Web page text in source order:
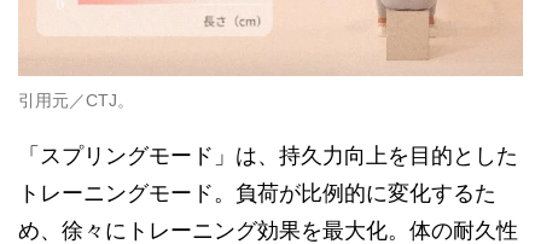
引用元／CTJ。
「スプリングモード」は、持久力向上を目的とした
トレーニングモード。負荷が比例的に変化するた
め、徐々にトレーニング効果を最大化。体の耐久性